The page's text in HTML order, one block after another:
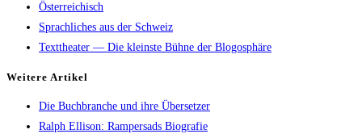
Österreichisch
Sprachliches aus der Schweiz
Texttheater — Die kleinste Bühne der Blogosphäre
Wei­te­re Artikel
Die Buch­bran­che und ihre Übersetzer
Ralph Elli­son: Ram­pers­ads Biografie